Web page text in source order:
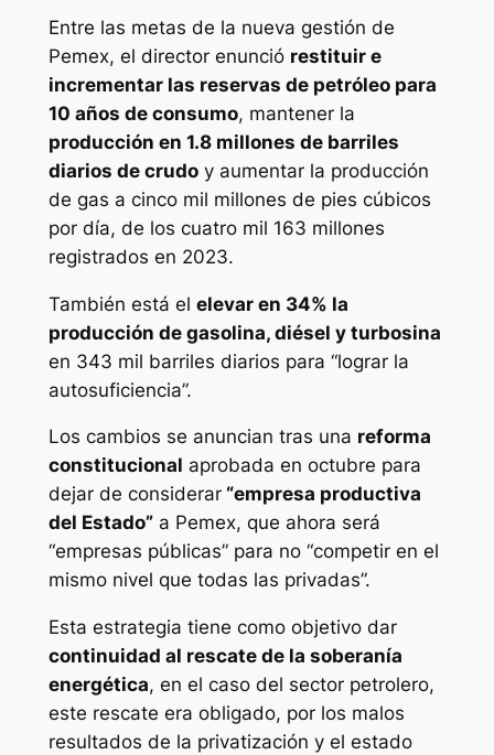
Entre las metas de la nueva gestión de
Pemex, el director enunció restituir e
incrementar las reservas de petróleo para
10 años de consumo, mantener la
producción en 1.8 millones de barriles
diarios de crudoy aumentar la producción
de gas a cinco mil millones de pies cúbicos
por día, de los cuatro mil 163 millones
registrados en 2023.
También está el elevar en 34% la
producción de gasolina, diésel y turbosina
en 343 mil barriles diarios para “lograr la
autosuficiencia”.
Los cambios se anuncian tras una reforma
constitucional aprobada en octubre para
dejar de considerar“empresa productiva
del Estado”a Pemex, que ahora será
“empresas públicas” para no “competir en el
mismo nivel que todas las privadas”.
Esta estrategia tiene como objetivo dar
continuidad al rescate de la soberanía
energética, en el caso del sector petrolero,
este rescate era obligado, por los malos
resultados de la privatización y el estado